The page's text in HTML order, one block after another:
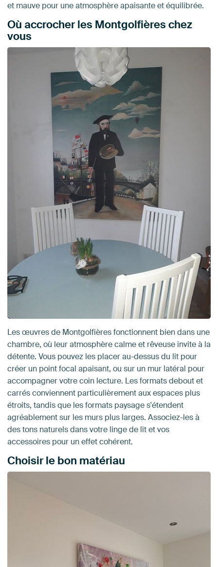
et mauve pour une atmosphère apaisante et équilibrée.
Où accrocher les Montgolfières chez
vous
Les œuvres de Montgolfières fonctionnent bien dans une
chambre, où leur atmosphère calme et rêveuse invite à la
détente. Vous pouvez les placer au-dessus du lit pour
créer un point focal apaisant, ou sur un mur latéral pour
accompagner votre coin lecture. Les formats debout et
carrés conviennent particulièrement aux espaces plus
étroits, tandis que les formats paysage s'étendent
agréablement sur les murs plus larges. Associez-les à
des tons naturels dans votre linge de lit et vos
accessoires pour un effet cohérent.
Choisir le bon matériau